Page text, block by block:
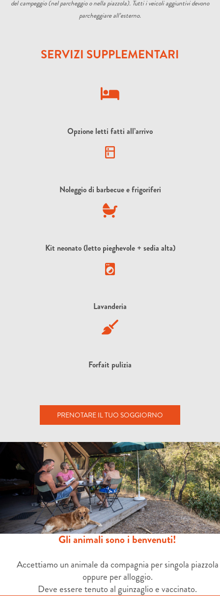
del campeggio (nel parcheggio o nella piazzola). Tutti i veicoli aggiuntivi devono
parcheggiare all’esterno.
SERVIZI SUPPLEMENTARI
Opzione letti fatti all’arrivo
Noleggio di barbecue e frigoriferi
Kit neonato (letto pieghevole + sedia alta)
Lavanderia
Forfait pulizia
PRENOTARE IL TUO SOGGIORNO
Gli animali sono i benvenuti!
Accettiamo un animale da compagnia per singola piazzola
oppure per alloggio.
Deve essere tenuto al guinzaglio e vaccinato.